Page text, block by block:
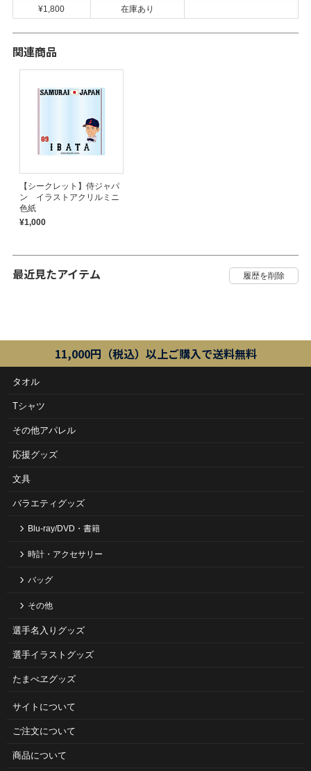
¥1,800
在庫あり
関連商品
【シークレット】侍ジャパ
ン イラストアクリルミニ
色紙
¥1,000
最近見たアイテム
11,000円（税込）以上ご購入で送料無料
タオル
Tシャツ
その他アパレル
応援グッズ
文具
バラエティグッズ
Blu-ray/DVD・書籍
時計・アクセサリー
バッグ
その他
選手名入りグッズ
選手イラストグッズ
たまべヱグッズ
サイトについて
ご注⽂について
商品について